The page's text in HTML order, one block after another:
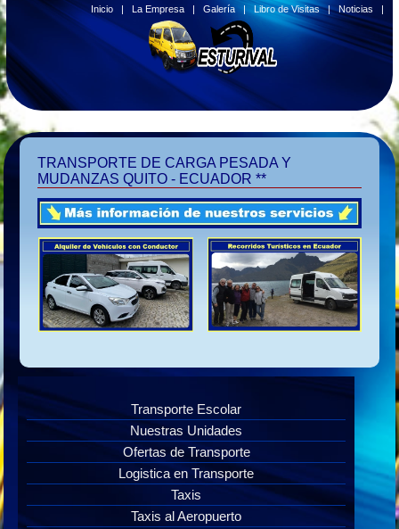
Inicio |La Empresa |Galería |Libro de Visitas|Noticias |
TRANSPORTE DE CARGA PESADA Y
MUDANZAS QUITO - ECUADOR **
Transporte Escolar
Nuestras Unidades
Ofertas de Transporte
Logistica en Transporte
Taxis
Taxis al Aeropuerto